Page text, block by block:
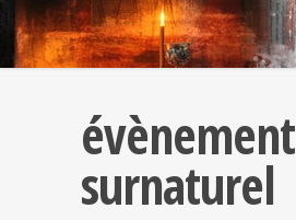
évènement
surnaturel